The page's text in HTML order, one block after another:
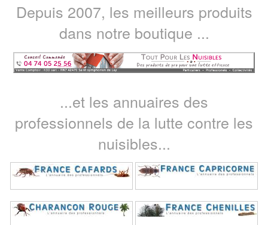
Depuis 2007, les meilleurs produits
dans notre boutique ...
...et les annuaires des
professionnels de la lutte contre les
nuisibles...